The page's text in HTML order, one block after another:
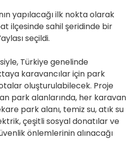
yapılacağı ilk nokta olarak
ilçesinde sahil şeridinde bir
seçildi.
Türkiye genelinde
karavancılar için park
oluşturulabilecek. Proje
park alanlarında, her karavan
park alanı, temiz su, atık su
çeşitli sosyal donatılar ve
önlemlerinin alınacağı